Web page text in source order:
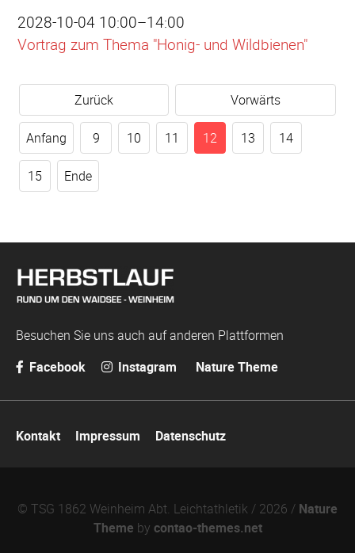
2028-10-04 10:00–14:00
Vortrag zum Thema "Honig- und Wildbienen"
Zurück Vorwärts
Anfang 9 10 11 12 13 14
15 Ende
Besuchen Sie uns auch auf anderen Plattformen
Facebook
Instagram Nature Theme
überspringen
Kontakt Impressum Datenschutz
© TSG 1862 Weinheim Abt. Leichtathletik / 2026 / Nature
Theme by contao-themes.net